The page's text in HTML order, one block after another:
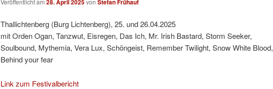
28. April 2025 Stefan Frühauf
Thallichtenberg (Burg Lichtenberg), 25. und 26.04.2025
mit Orden Ogan, Tanzwut, Eisregen, Das Ich, Mr. Irish Bastard, Storm Seeker,
Soulbound, Mythemia, Vera Lux, Schöngeist, Remember Twilight, Snow White Blood,
Behind your fear
Link zum Festivalbericht